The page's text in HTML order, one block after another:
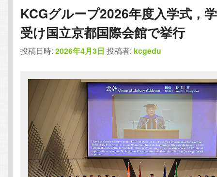
KCGグループ2026年度入学式，
受け国立京都国際会館で挙行
投稿日時:2026年4月3日 投稿者: kcgedu